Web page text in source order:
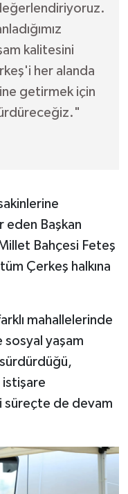
kalitesini
her alanda
getirmek için
sürdüreceğiz."
eden Başkan
Bahçesi Feteş
Çerkeş halkına
mahallelerinde
sosyal yaşam
sürdürdüğü,
süreçte de devam